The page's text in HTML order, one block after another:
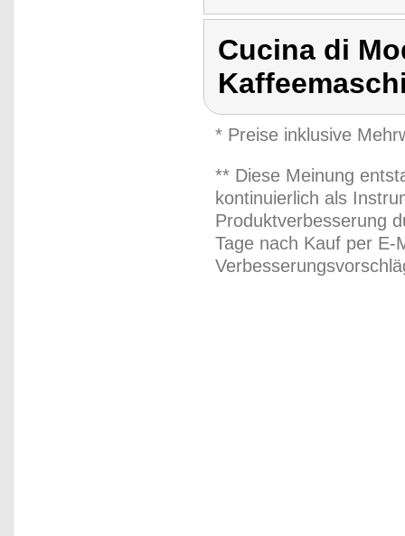
Cucina di
* Preise inklusive
** Diese Meinung
kontinuierlich als
Produktverbesserung
Tage nach Kauf per E-